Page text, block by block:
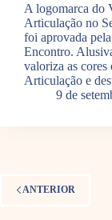
A logomarca do
Articulação no
foi aprovada
Encontro.
valoriza as cores
Articulação e
9 de
ANTERIOR